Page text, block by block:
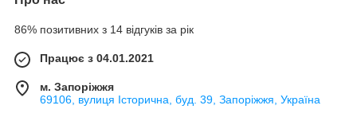
86% позитивних з 14 відгуків за рік
Працює з 04.01.2021
м. Запоріжжя
69106, вулиця Історична, буд. 39, Запоріжжя, Україна